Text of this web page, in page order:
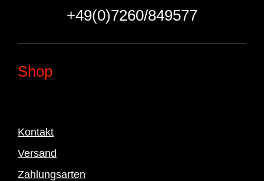
+49(0)7260/849577
Shop
Kontakt
Versand
Zahlungsarten